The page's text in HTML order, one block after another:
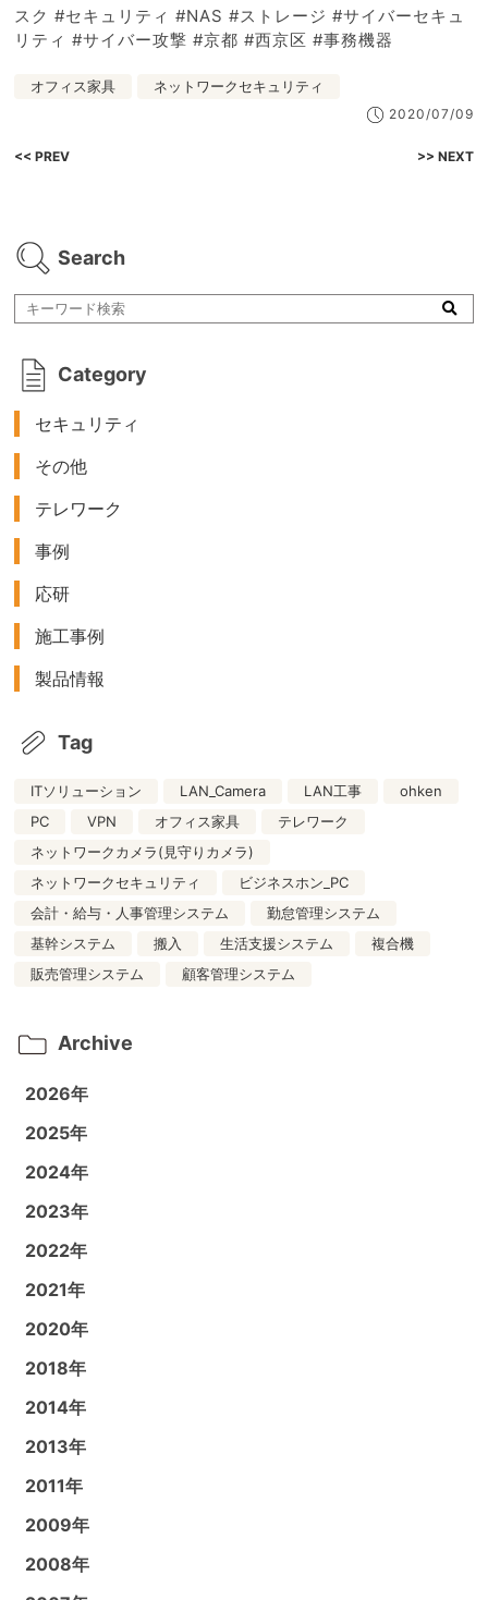
スク #セキュリティ #NAS #ストレージ #サイバーセキュ
リティ #サイバー攻撃 #京都 #西京区 #事務機器
オフィス家具 ネットワークセキュリティ
2020/07/09
<< PREV >> NEXT
Search
Category
セキュリティ
その他
テレワーク
事例
応研
施工事例
製品情報
Tag
ITソリューション LAN_Camera LAN工事
ohken
PC
VPN オフィス家具
テレワーク
ネットワークカメラ(見守りカメラ)
ネットワークセキュリティ
ビジネスホン_PC
会計・給与・人事管理システム
勤怠管理システム
基幹システム
搬入 生活支援システム
複合機
販売管理システム
顧客管理システム
Archive
2026年
2025年
2024年
2023年
2022年
2021年
2020年
2018年
2014年
2013年
2011年
2009年
2008年